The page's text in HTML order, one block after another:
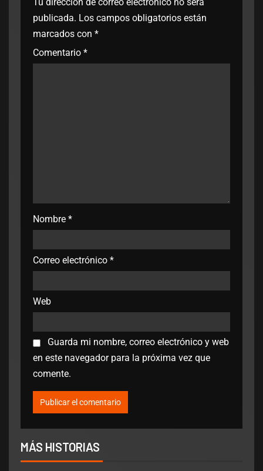
publicada. Los campos obligatorios están
marcados con *
Comentario *
Nombre *
Correo electrónico *
Web
Guarda mi nombre, correo electrónico y web
en este navegador para la próxima vez que
comente.
MÁS HISTORIAS